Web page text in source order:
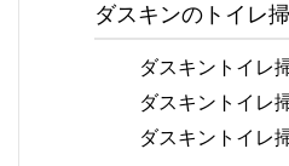
ダスキンのトイレ
ダスキントイレ
ダスキントイレ
ダスキントイレ